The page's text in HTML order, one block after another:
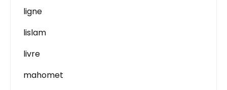
ligne
lislam
livre
mahomet